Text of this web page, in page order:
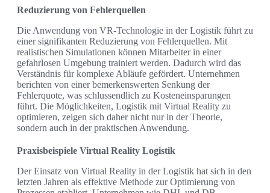
Reduzierung von Fehlerquellen
Die Anwendung von VR-Technologie in der Logistik führt zu
einer signifikanten Reduzierung von Fehlerquellen. Mit
realistischen Simulationen können Mitarbeiter in einer
gefahrlosen Umgebung trainiert werden. Dadurch wird das
Verständnis für komplexe Abläufe gefördert. Unternehmen
berichten von einer bemerkenswerten Senkung der
Fehlerquote, was schlussendlich zu Kosteneinsparungen
führt. Die Möglichkeiten, Logistik mit Virtual Reality zu
optimieren, zeigen sich daher nicht nur in der Theorie,
sondern auch in der praktischen Anwendung.
Praxisbeispiele Virtual Reality Logistik
Der Einsatz von Virtual Reality in der Logistik hat sich in den
letzten Jahren als effektive Methode zur Optimierung von